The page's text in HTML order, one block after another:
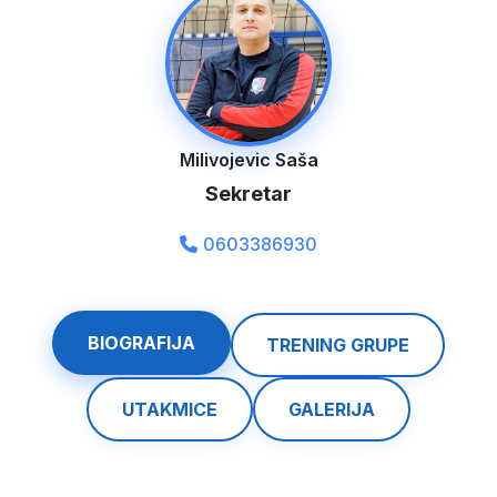
Milivojevic Saša
Sekretar
0603386930
BIOGRAFIJA TRENING GRUPE
UTAKMICE GALERIJA